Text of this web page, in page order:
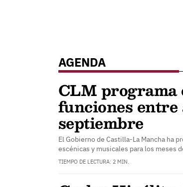
AGENDA
CLM programa
funciones entre
septiembre
El Gobierno de Castilla-La Mancha ha
escénicas y musicales para los meses
TIEMPO DE LECTURA: 2 MIN.